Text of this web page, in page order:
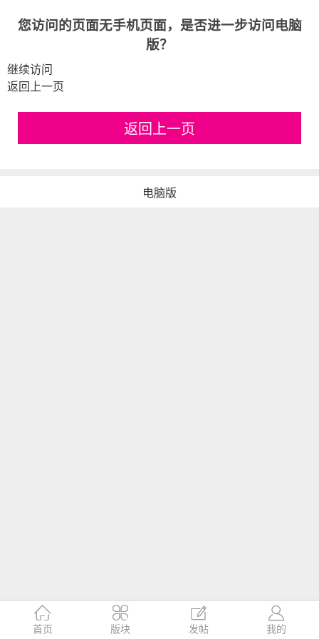
您访问的页面无手机页面，是否进一步访问电脑
版？
继续访问
返回上一页
返回上一页

首页

版块

发帖

我的
电脑版